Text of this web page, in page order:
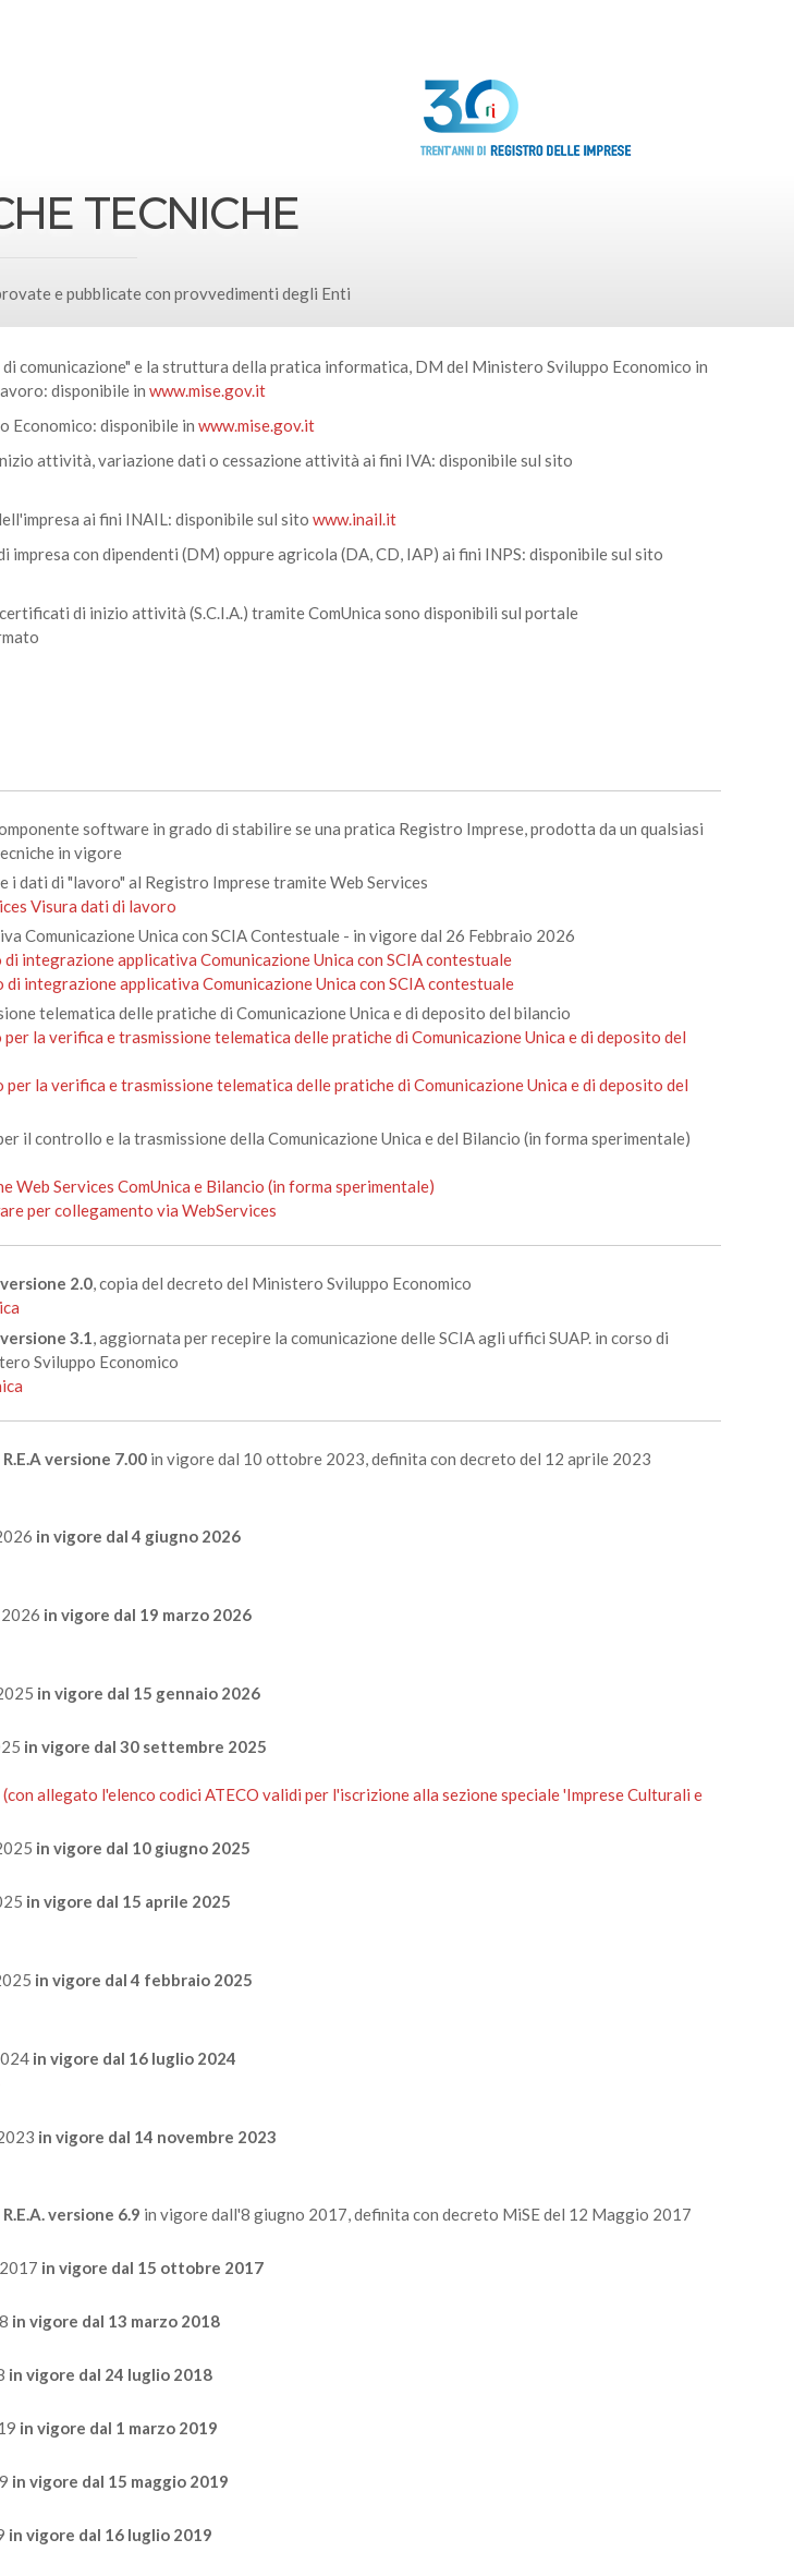
TECNICHE
e pubblicate con provvedimenti degli Enti
comunicazione" e la struttura della pratica informatica, DM del Ministero Sviluppo Economico in
disponibile inwww.mise.gov.it
Economico: disponibile inwww.mise.gov.it
attività, variazione dati o cessazione attività ai fini IVA: disponibile sul sito
ai fini INAIL: disponibile sul sitowww.inail.it
impresa con dipendenti (DM) oppure agricola (DA, CD, IAP) ai fini INPS: disponibile sul sito
di inizio attività (S.C.I.A.) tramite ComUnica sono disponibili sul portale
software in grado di stabilire se una pratica Registro Imprese, prodotta da un qualsiasi
in vigore
i dati di "lavoro" al Registro Imprese tramite Web Services
Visura dati di lavoro
Comunicazione Unica con SCIA Contestuale - in vigore dal 26 Febbraio 2026
integrazione applicativa Comunicazione Unica con SCIA contestuale
integrazione applicativa Comunicazione Unica con SCIA contestuale
telematica delle pratiche di Comunicazione Unica e di deposito del bilancio
la verifica e trasmissione telematica delle pratiche di Comunicazione Unica e di deposito del
la verifica e trasmissione telematica delle pratiche di Comunicazione Unica e di deposito del
il controllo e la trasmissione della Comunicazione Unica e del Bilancio (in forma sperimentale)
Web Services ComUnica e Bilancio (in forma sperimentale)
per collegamento via WebServices
2.0, copia del decreto del Ministero Sviluppo Economico
3.1, aggiornata per recepire la comunicazione delle SCIA agli uffici SUAP. in corso di
Sviluppo Economico
versione 7.00 in vigore dal 10 ottobre 2023, definita con decreto del 12 aprile 2023
in vigore dal 4 giugno 2026
in vigore dal 19 marzo 2026
in vigore dal 15 gennaio 2026
in vigore dal 30 settembre 2025
allegato l'elenco codici ATECO validi per l'iscrizione alla sezione speciale 'Imprese Culturali e
in vigore dal 10 giugno 2025
in vigore dal 15 aprile 2025
in vigore dal 4 febbraio 2025
in vigore dal 16 luglio 2024
in vigore dal 14 novembre 2023
versione 6.9 in vigore dall'8 giugno 2017, definita con decreto MiSE del 12 Maggio 2017
in vigore dal 15 ottobre 2017
in vigore dal 13 marzo 2018
in vigore dal 24 luglio 2018
in vigore dal 1 marzo 2019
in vigore dal 15 maggio 2019
in vigore dal 16 luglio 2019